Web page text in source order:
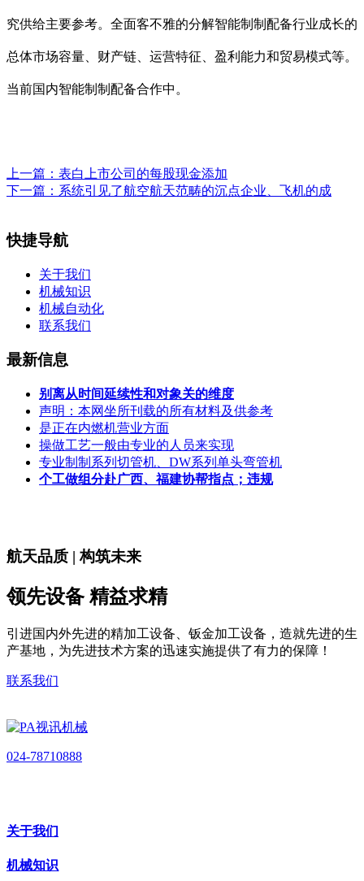
究供给主要参考。全面客不雅的分解智能制制配备行业成长的
总体市场容量、财产链、运营特征、盈利能力和贸易模式等。
当前国内智能制制配备合作中。
上一篇： 表白上市公司的每股现金添加
下一篇： 系统引见了航空航天范畴的沉点企业、飞机的成
快捷导航
关于我们
机械知识
机械自动化
联系我们
最新信息
别离从时间延续性和对象关的维度
声明：本网坐所刊载的所有材料及供参考
是正在内燃机营业方面
操做工艺一般由专业的人员来实现
专业制制系列切管机、DW系列单头弯管机
个工做组分赴广西、福建协帮指点；违规
航天品质 | 构筑未来
领先设备 精益求精
引进国内外先进的精加工设备、钣金加工设备，造就先进的生
产基地，为先进技术方案的迅速实施提供了有力的保障！
联系我们
024-78710888
关于我们
机械知识